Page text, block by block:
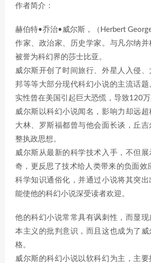
作者简介：
赫伯特•乔治•威尔斯，（Herbert
作家、政治家、历史学家。与凡尔纳并
被誉为科幻界的莎士比亚。
威尔斯开创了时间旅行、外星人入侵
邦等等大部分现代科幻小说的主流话
实性曾在美国引起巨大恐慌，导致120万
威尔斯以科幻小说闻名，影响力却远
大林、罗斯福都曾与他会面长谈，丘吉
整执政思想。
威尔斯从最新的科学技术入手，不但
奇，更反思了技术给人类带来的负面效
科学知识通俗化，并通过小说将其突
能使他的科幻小说深受读者欢迎。
他的科幻小说常常具有讽刺性，而显
本主义的批判意识，而且这也成为了
格。
威尔斯的科幻小说以软科幻为主，主